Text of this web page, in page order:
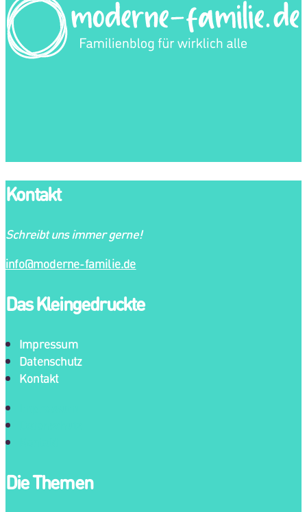
Kontakt
Schreibt uns immer gerne!
info@moderne-familie.de
Das Kleingedruckte
Impressum
Datenschutz
Kontakt
Die Themen